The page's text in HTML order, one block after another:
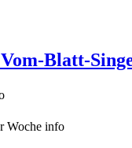
Blatt-
Woche info